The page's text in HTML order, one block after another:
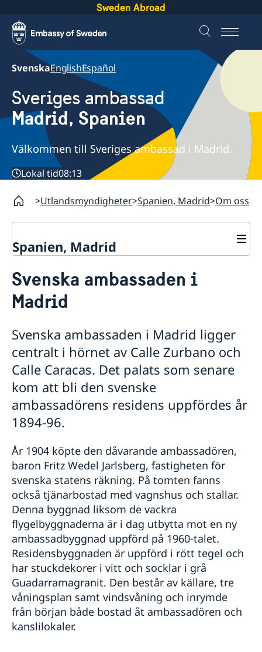
Sweden Abroad
SvenskaEnglishEspañol
Sveriges ambassad
Madrid, Spanien
Välkommen till Sveriges ambassad i Madrid.
Lokal tid08:13
Utlandsmyndigheter Spanien, Madrid Om oss
Spanien, Madrid
Om oss
Ambassadens personal
Dataskyddspolicy (GDPR)
Lediga tjänster
Praktik
Så stöttar vi svenska företag
Team Sweden
Så kan du få stöd
Svenska företag i Spanien
Anmäl handelshinder
Nyheter
Prioriterat Sverigefrämjande - seminarier &
evenemang
Svenskrelaterade kontakter i Spanien
Svenska ambassaden i
Madrid
Svenska ambassaden i Madrid ligger
centralt i hörnet av Calle Zurbano och
Calle Caracas. Det palats som senare
kom att bli den svenske
ambassadörens residens uppfördes år
1894-96.
År 1904 köpte den dåvarande ambassadören,
baron Fritz Wedel Jarlsberg, fastigheten för
svenska statens räkning. På tomten fanns
också tjänarbostad med vagnshus och stallar.
Denna byggnad liksom de vackra
flygelbyggnaderna är i dag utbytta mot en ny
ambassadbyggnad uppförd på 1960-talet.
Residensbyggnaden är uppförd i rött tegel och
har stuckdekorer i vitt och socklar i grå
Guadarramagranit. Den består av källare, tre
våningsplan samt vindsvåning och inrymde
från början både bostad åt ambassadören och
kanslilokaler.